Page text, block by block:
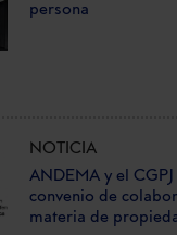
persona
NOTICIA
ANDEMA y el
convenio de
materia de